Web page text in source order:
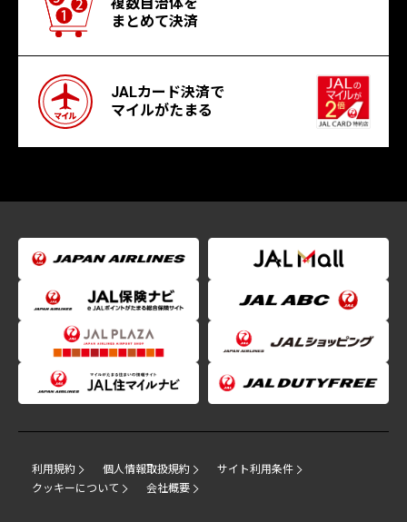
複数自治体を
まとめて決済
JALカード決済で
マイルがたまる
利用規約 個人情報取扱規約
サイト利用条件
クッキーについて
会社概要